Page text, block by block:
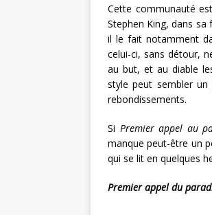
Cette communauté
Stephen King, dans
il le fait notamment
celui-ci, sans détour,
au but, et au diable
style peut sembler
rebondissements.
Si Premier appel au
manque peut-être un
qui se lit en quelques
Premier appel du